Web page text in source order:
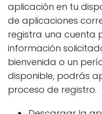
aplicación en tu
de aplicaciones
registra una cuenta
información
bienvenida o un
disponible, podrás
proceso de registro.